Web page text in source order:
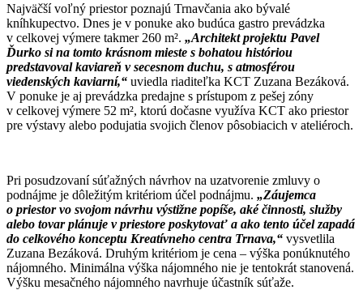
Najväčší voľný priestor poznajú Trnavčania ako bývalé
kníhkupectvo. Dnes je v ponuke ako budúca gastro prevádzka
v celkovej výmere takmer 260 m². „Architekt projektu Pavel
Ďurko si na tomto krásnom mieste s bohatou históriou
predstavoval kaviareň v secesnom duchu, s atmosférou
viedenských kaviarní,“ uviedla riaditeľka KCT Zuzana Bezáková.
V ponuke je aj prevádzka predajne s prístupom z pešej zóny
v celkovej výmere 52 m², ktorú dočasne využíva KCT ako priestor
pre výstavy alebo podujatia svojich členov pôsobiacich v ateliéroch.
Pri posudzovaní súťažných návrhov na uzatvorenie zmluvy o
podnájme je dôležitým kritériom účel podnájmu. „Záujemca
o priestor vo svojom návrhu výstižne popíše, aké činnosti, služby
alebo tovar plánuje v priestore poskytovať a ako tento účel zapadá
do celkového konceptu Kreatívneho centra Trnava,“ vysvetlila
Zuzana Bezáková. Druhým kritériom je cena – výška ponúknutého
nájomného. Minimálna výška nájomného nie je tentokrát stanovená.
Výšku mesačného nájomného navrhuje účastník súťaže.